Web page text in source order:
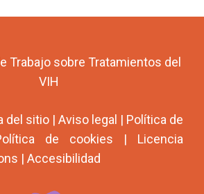
Trabajo sobre Tratamientos del
VIH
del sitio | Aviso legal | Política de
de cookies | Licencia
| Accesibilidad